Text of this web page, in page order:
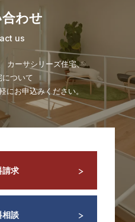
わせ
us
カーサシリーズ住宅、
について
にお申込みください。
請求
相談